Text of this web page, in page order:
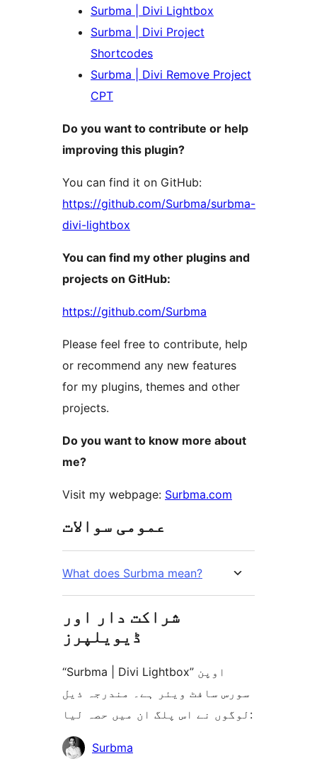
Surbma | Divi Lightbox
Surbma | Divi Project
Shortcodes
Surbma | Divi Remove Project
CPT
Do you want to contribute or help
improving this plugin?
You can find it on GitHub:
https://github.com/Surbma/surbma-
divi-lightbox
You can find my other plugins and
projects on GitHub:
https://github.com/Surbma
Please feel free to contribute, help
or recommend any new features
for my plugins, themes and other
projects.
Do you want to know more about
me?
Visit my webpage: Surbma.com
عمومی سوالات
What does Surbma mean?
شراکت دار اور
ڈیویلپرز
“Surbma | Divi Lightbox” اوپن
سورس سافٹ ویئر ہے۔ مندرجہ ذیل
لوگوں نے اس پلگ ان میں حصہ لیا:
شراکتSurbma